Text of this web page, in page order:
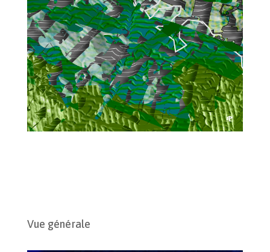
Vue générale